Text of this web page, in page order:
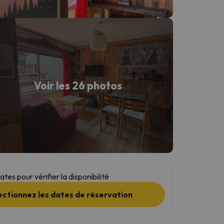
Voir les 26 photos
pour vérifier la disponibilité
les dates de réservation